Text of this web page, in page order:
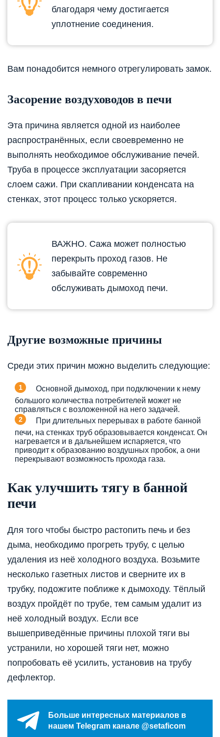
благодаря чему достигается
уплотнение соединения.
Вам понадобится немного отрегулировать замок.
Засорение воздуховодов в печи
Эта причина является одной из наиболее
распространённых, если своевременно не
выполнять необходимое обслуживание печей.
Труба в процессе эксплуатации засоряется
слоем сажи. При скапливании конденсата на
стенках, этот процесс только ускоряется.
ВАЖНО. Сажа может полностью
перекрыть проход газов. Не
забывайте современно
обслуживать дымоход печи.
Другие возможные причины
Среди этих причин можно выделить следующие:
Основной дымоход, при подключении к нему
большого количества потребителей может не
справляться с возложенной на него задачей.
При длительных перерывах в работе банной
печи, на стенках труб образовывается конденсат. Он
нагревается и в дальнейшем испаряется, что
приводит к образованию воздушных пробок, а они
перекрывают возможность прохода газа.
Как улучшить тягу в банной
печи
Для того чтобы быстро растопить печь и без
дыма, необходимо прогреть трубу, с целью
удаления из неё холодного воздуха. Возьмите
несколько газетных листов и сверните их в
трубку, подожгите поближе к дымоходу. Тёплый
воздух пройдёт по трубе, тем самым удалит из
неё холодный воздух. Если все
вышеприведённые причины плохой тяги вы
устранили, но хорошей тяги нет, можно
попробовать её усилить, установив на трубу
дефлектор.
Больше интересных материалов в
нашем Telegram канале @setaficom